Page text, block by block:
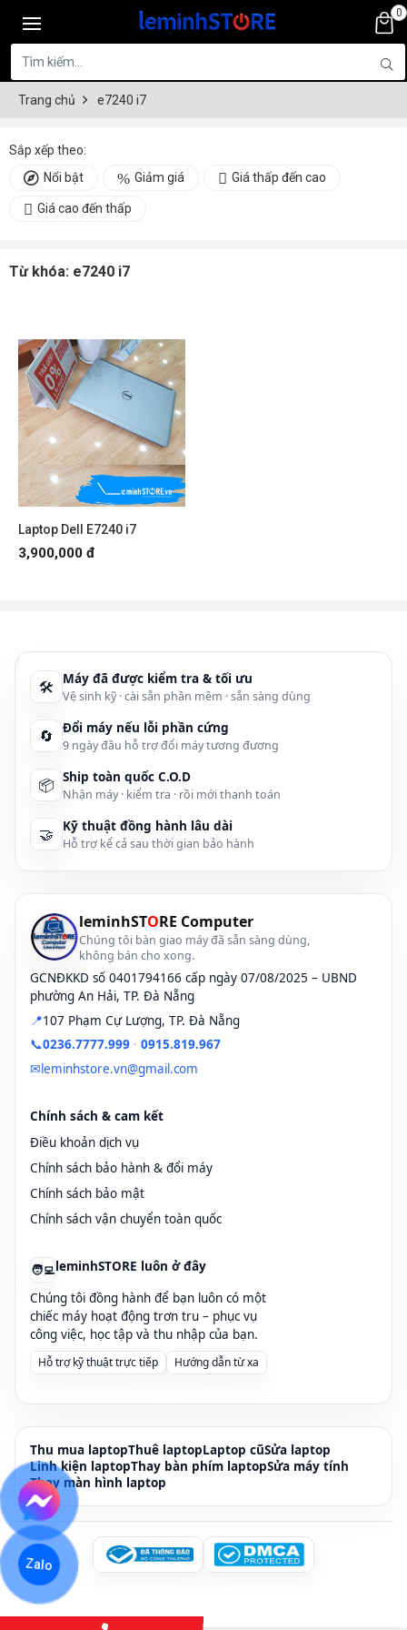
0
Trang chủ e7240 i7
Sắp xếp theo:
Nổi bật
Giảm giá Giá thấp đến cao
Giá cao đến thấp
Từ khóa: e7240 i7
Laptop Dell E7240 i7
3,900,000 đ
🛠 Máy đã được kiểm tra & tối ưu
Vệ sinh kỹ · cài sẵn phần mềm · sẵn sàng dùng
🔄 Đổi máy nếu lỗi phần cứng
9 ngày đầu hỗ trợ đổi máy tương đương
📦 Ship toàn quốc C.O.D
Nhận máy · kiểm tra · rồi mới thanh toán
🤝 Kỹ thuật đồng hành lâu dài
Hỗ trợ kể cả sau thời gian bảo hành
leminhSTORE Computer
Chúng tôi bàn giao máy đã sẵn sàng dùng,
không bán cho xong.
GCNĐKKD số 0401794166 cấp ngày 07/08/2025 – UBND
phường An Hải, TP. Đà Nẵng
📍107 Phạm Cự Lượng, TP. Đà Nẵng
📞0236.7777.999 · 0915.819.967
✉leminhstore.vn@gmail.com
Chính sách & cam kết
Điều khoản dịch vụ
Chính sách bảo hành & đổi máy
Chính sách bảo mật
Chính sách vận chuyển toàn quốc
🧑‍💻leminhSTORE luôn ở đây
Chúng tôi đồng hành để bạn luôn có một
chiếc máy hoạt động trơn tru – phục vụ
công việc, học tập và thu nhập của bạn.
Hỗ trợ kỹ thuật trực tiếp Hướng dẫn từ xa
Thu mua laptopThuê laptopLaptop cũSửa laptop
Linh kiện laptopThay bàn phím laptopSửa máy tính
Thay màn hình laptop
Zalo